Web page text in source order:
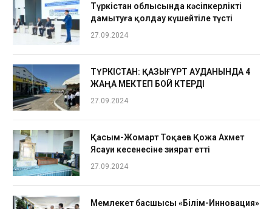
Түркістан облысында кәсіпкерлікті
дамытуға қолдау күшейтіле түсті
27.09.2024
ТҮРКІСТАН: ҚАЗЫҒҰРТ АУДАНЫНДА 4
ЖАҢА МЕКТЕП БОЙ КӨТЕРДІ
27.09.2024
Қасым-Жомарт Тоқаев Қожа Ахмет
Ясауи кесенесіне зиярат етті
27.09.2024
Мемлекет басшысы «Білім-Инновация»